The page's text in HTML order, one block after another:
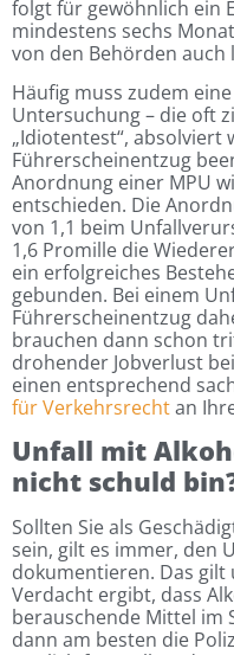
folgt für gewöhnlich ein
mindestens sechs
von den Behörden auch
Häufig muss zudem
Untersuchung – die oft
„Idiotentest“, absolviert
Führerscheinentzug
Anordnung einer MPU
entschieden. Die
von 1,1 beim
1,6 Promille die
ein erfolgreiches
gebunden. Bei einem
Führerscheinentzug
brauchen dann schon
drohender Jobverlust
einen entsprechend
für Verkehrsrechtan
Unfall mit
nicht schuld
Sollten Sie als
sein, gilt es immer, den
dokumentieren. Das
Verdacht ergibt, dass
berauschende Mittel im
dann am besten die